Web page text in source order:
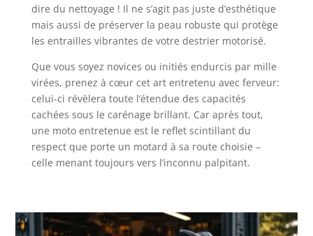
dire du nettoyage ! Il ne s’agit pas juste d’esthétique
mais aussi de préserver la peau robuste qui protège
les entrailles vibrantes de votre destrier motorisé.
Que vous soyez novices ou initiés endurcis par mille
virées, prenez à cœur cet art entretenu avec ferveur:
celui-ci révèlera toute l’étendue des capacités
cachées sous le carénage brillant. Car après tout,
une moto entretenue est le reflet scintillant du
respect que porte un motard à sa route choisie –
celle menant toujours vers l’inconnu palpitant.